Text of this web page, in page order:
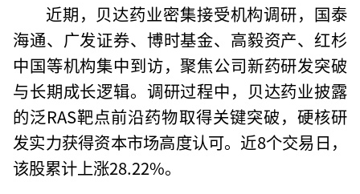
近期，贝达药业密集接受机构调研，国泰
海通、广发证券、博时基金、高毅资产、红杉
中国等机构集中到访，聚焦公司新药研发突破
与长期成长逻辑。调研过程中，贝达药业披露
的泛RAS靶点前沿药物取得关键突破，硬核研
发实力获得资本市场高度认可。近8个交易日，
该股累计上涨28.22%。